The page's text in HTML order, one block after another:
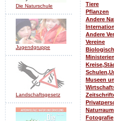
Die Naturschule
Jugendgruppe
Landschaftsgesetz
Tiere
Pflanzen
Andere
Andere
Vereine
Museen
Fotografie